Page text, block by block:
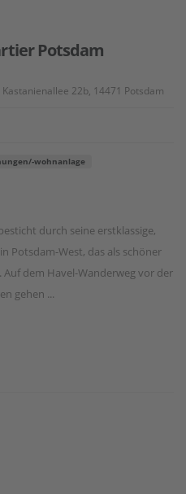
Potsdam
22b, 14471 Potsdam
wohnanlage
durch seine erstklassige,
Potsdam-West, das als schöner
dem Havel-Wanderweg vor der
gehen ...